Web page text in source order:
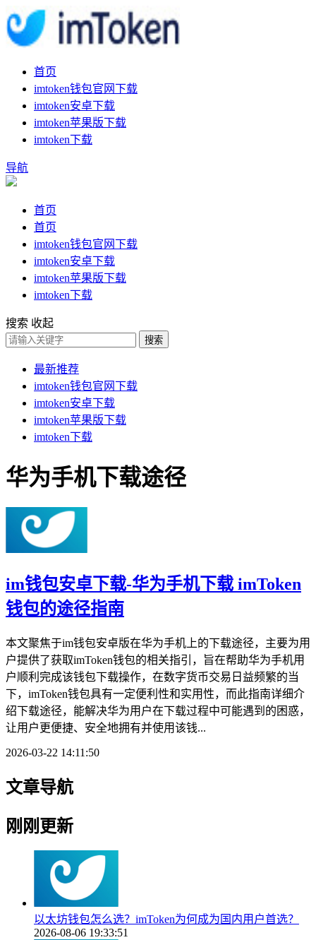
首页
imtoken钱包官网下载
imtoken安卓下载
imtoken苹果版下载
imtoken下载
导航
首页
首页
imtoken钱包官网下载
imtoken安卓下载
imtoken苹果版下载
imtoken下载
搜索 收起
搜索
最新推荐
imtoken钱包官网下载
imtoken安卓下载
imtoken苹果版下载
imtoken下载
华为手机下载途径
im钱包安卓下载-华为手机下载 imToken
钱包的途径指南
本文聚焦于im钱包安卓版在华为手机上的下载途径，主要为用
户提供了获取imToken钱包的相关指引，旨在帮助华为手机用
户顺利完成该钱包下载操作，在数字货币交易日益频繁的当
下，imToken钱包具有一定便利性和实用性，而此指南详细介
绍下载途径，能解决华为用户在下载过程中可能遇到的困惑，
让用户更便捷、安全地拥有并使用该钱...
2026-03-22 14:11:50
文章导航
刚刚更新
以太坊钱包怎么选？imToken为何成为国内用户首选？
2026-08-06 19:33:51